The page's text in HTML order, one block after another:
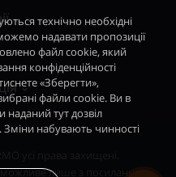
електричні
колонки
котли і АОГВ
усі права захищені.
можливе лише з посиланням
технічно необхідні
надавати пропозиції
файл cookie, який
конфіденційності
«Зберегти»,
файли cookie. Ви в
наданий тут дозвіл
Зміни набувають чинності